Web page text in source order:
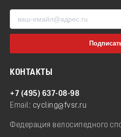
КОНТАКТЫ
+7 (495) 637-08-98
Email: cycling@fvsr.ru
Федерация велосипедного